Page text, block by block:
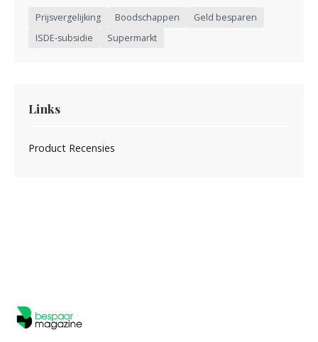
Prijsvergelijking Boodschappen
Geld besparen
ISDE-subsidie
Supermarkt
Links
Product Recensies